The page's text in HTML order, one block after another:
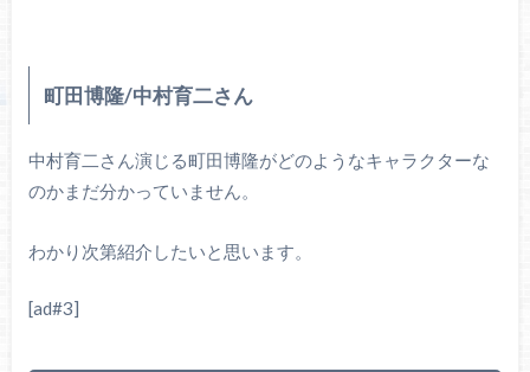
町田博隆/中村育二さん
中村育二さん演じる町田博隆がどのようなキャラクターな
のかまだ分かっていません。
わかり次第紹介したいと思います。
[ad#3]